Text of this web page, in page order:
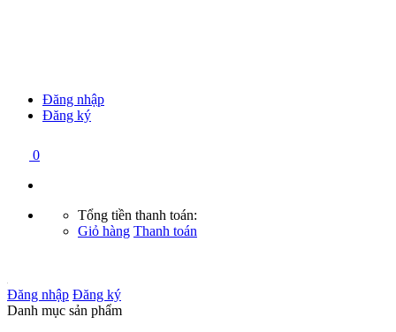
Đăng nhập
Đăng ký
0
Tổng tiền thanh toán:
Giỏ hàng Thanh toán
Đăng nhập Đăng ký
Danh mục sản phẩm